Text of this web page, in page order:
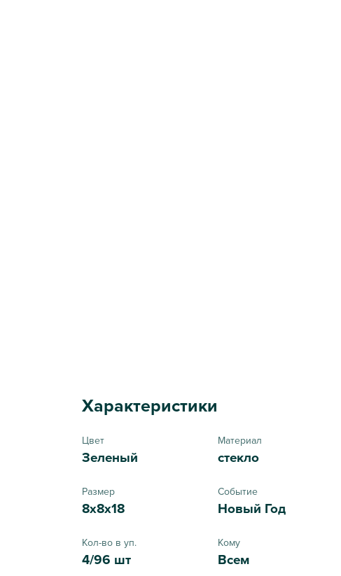
Характеристики
Цвет
Зеленый
Материал
стекло
Размер
8x8x18
Событие
Новый Год
Кол-во в уп.
4/96 шт
Кому
Всем